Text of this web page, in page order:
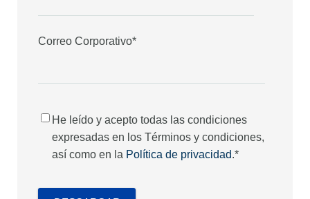
Correo Corporativo*
He leído y acepto todas las condiciones
expresadas en los Términos y condiciones,
así como en la Política de privacidad.*